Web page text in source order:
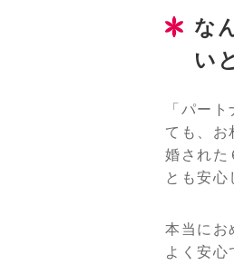
な
い
「パー
ても、お
婚された
とも安
本当にお
よく安心